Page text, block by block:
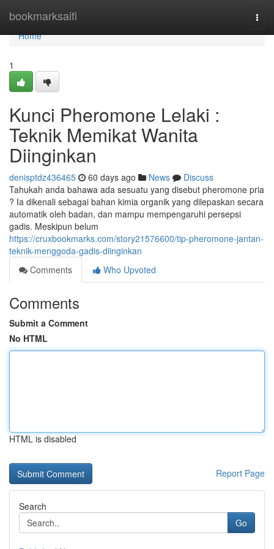
bookmarksaifi
Home
Home
1
Kunci Pheromone Lelaki :
Teknik Memikat Wanita
Diinginkan
denisptdz436465 60 days ago News
Discuss
Tahukah anda bahawa ada sesuatu yang disebut pheromone pria
? Ia dikenali sebagai bahan kimia organik yang dilepaskan secara
automatik oleh badan, dan mampu mempengaruhi persepsi
gadis. Meskipun belum
https://cruxbookmarks.com/story21576600/tip-pheromone-jantan-
teknik-menggoda-gadis-diinginkan
Comments
Who Upvoted
Comments
Submit a Comment
No HTML
HTML is disabled
Report Page
Search
Go